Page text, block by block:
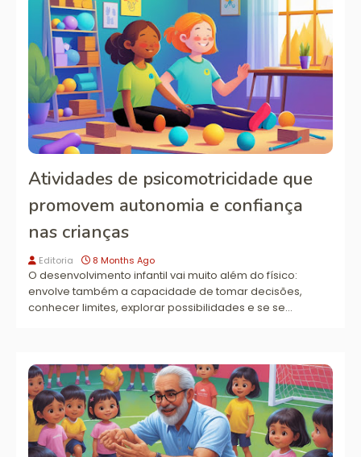
Atividades de psicomotricidade que
promovem autonomia e confiança
nas crianças
Editoria 8 Months Ago
O desenvolvimento infantil vai muito além do físico:
envolve também a capacidade de tomar decisões,
conhecer limites, explorar possibilidades e se se…